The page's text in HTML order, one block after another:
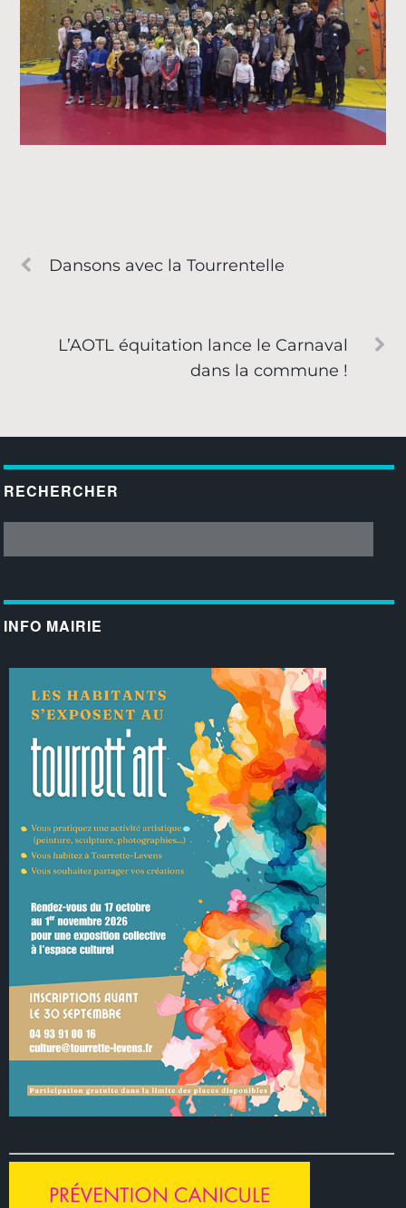
Dansons avec la Tourrentelle
L’AOTL équitation lance le Carnaval
dans la commune !
RECHERCHER
INFO MAIRIE